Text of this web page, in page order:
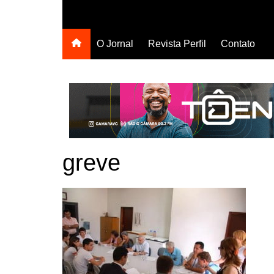
O Jornal Revista Perfil Contato
greve